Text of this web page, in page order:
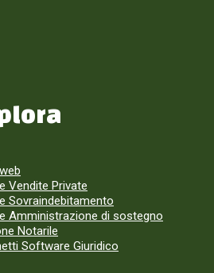
Vendite Private
Sovraindebitamento
Amministrazione di sostegno
Notarile
Software Giuridico